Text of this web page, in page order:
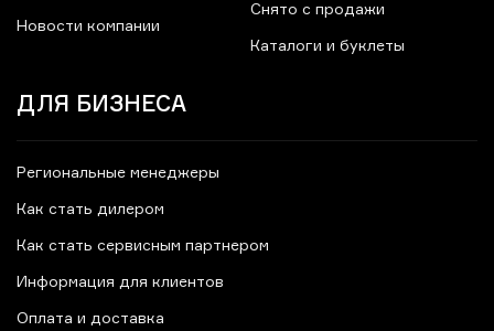
Новости компании
Снято с продажи
Каталоги и буклеты
ДЛЯ БИЗНЕСА
Региональные менеджеры
Как стать дилером
Как стать сервисным партнером
Информация для клиентов
Оплата и доставка